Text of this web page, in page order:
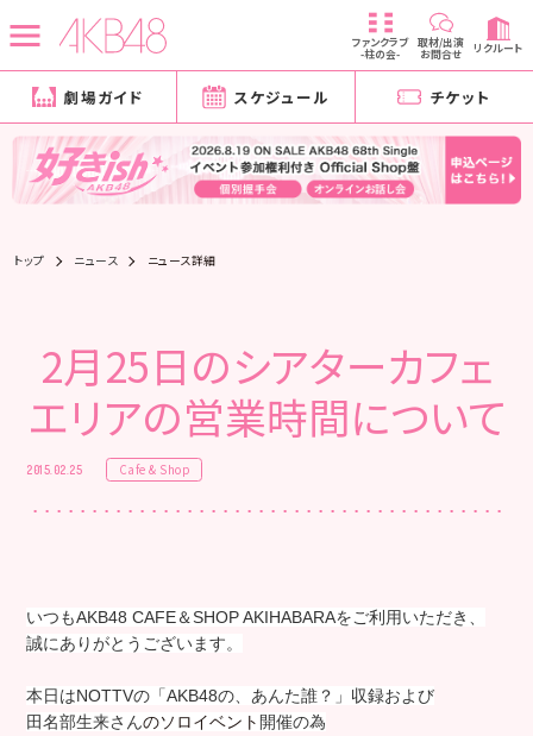
ファンクラブ
-柱の会-
取材/出演
お問合せ リクルート
劇場ガイド スケジュール チケット
トップ ニュース ニュース詳細
2月25日のシアターカフェ
エリアの営業時間について
2015.02.25 Cafe & Shop
いつもAKB48 CAFE＆SHOP AKIHABARAをご利用いただき、
誠にありがとうございます。
本日はNOTTVの「AKB48の、あんた誰？」収録および
田名部生来さんのソロイベント 開催の為